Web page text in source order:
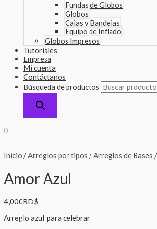
Fundas de Globos
Globos
Cajas y Bandejas
Equipo de Inflado
Globos Impresos
Tutoriales
Empresa
Mi cuenta
Contáctanos
Búsqueda de productos
0
Inicio /Arreglos por tipos /Arreglos de Bases
Amor Azul
4,000RD$
Arreglo azul para celebrar